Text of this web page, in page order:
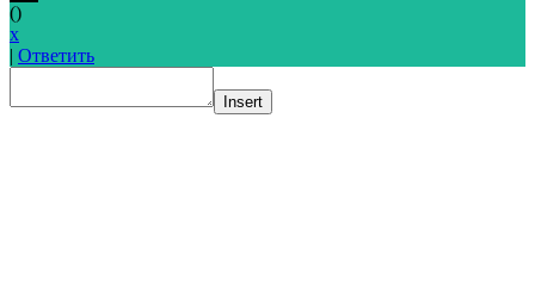
()
x
| Ответить
Insert